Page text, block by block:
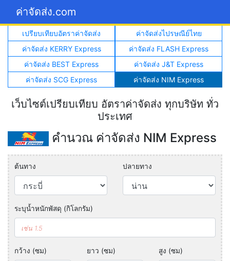
ค่าจัดส่ง.com
เปรียบเทียบอัตราค่าจัดส่ง
ค่าจัดส่งไปรษณีย์ไทย
ค่าจัดส่ง KERRY Express
ค่าจัดส่ง FLASH Express
ค่าจัดส่ง BEST Express
ค่าจัดส่ง J&T Express
ค่าจัดส่ง SCG Express
ค่าจัดส่ง NIM Express
เว็บไซต์เปรียบเทียบ อัตราค่าจัดส่ง ทุกบริษัท ทั่ว
ประเทศ
คำนวณ ค่าจัดส่ง NIM Express
ต้นทาง ปลายทาง
ระบุน้ำหนักพัสดุ (กิโลกรัม)
กว้าง (ซม) ยาว (ซม) สูง (ซม)